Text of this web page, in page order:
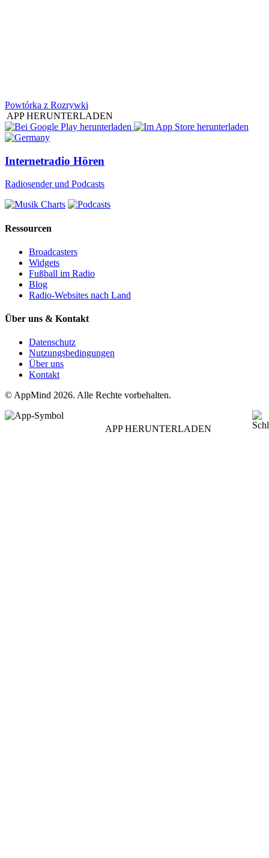
Powtórka z Rozrywki
APP HERUNTERLADEN
Internetradio Hören
Radiosender und Podcasts
Ressourcen
Broadcasters
Widgets
Fußball im Radio
Blog
Radio-Websites nach Land
Über uns & Kontakt
Datenschutz
Nutzungsbedingungen
Über uns
Kontakt
© AppMind 2026. Alle Rechte vorbehalten.
APP HERUNTERLADEN